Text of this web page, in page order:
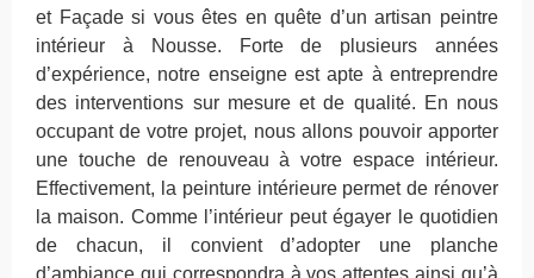
et Façade si vous êtes en quête d’un artisan peintre
intérieur à Nousse. Forte de plusieurs années
d’expérience, notre enseigne est apte à entreprendre
des interventions sur mesure et de qualité. En nous
occupant de votre projet, nous allons pouvoir apporter
une touche de renouveau à votre espace intérieur.
Effectivement, la peinture intérieure permet de rénover
la maison. Comme l’intérieur peut égayer le quotidien
de chacun, il convient d’adopter une planche
d’ambiance qui correspondra à vos attentes ainsi qu’à